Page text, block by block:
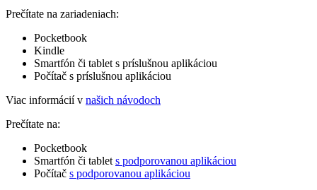
Prečítate na zariadeniach:
Pocketbook
Kindle
Smartfón či tablet s príslušnou aplikáciou
Počítač s príslušnou aplikáciou
Viac informácií v našich návodoch
Prečítate na:
Pocketbook
Smartfón či tablet s podporovanou aplikáciou
Počítač s podporovanou aplikáciou